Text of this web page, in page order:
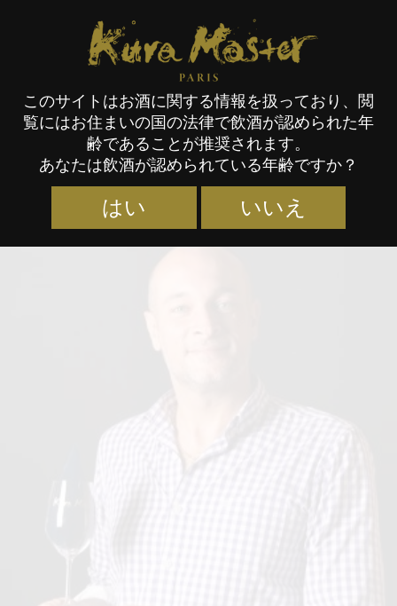
審査員
Kura Master Paris
このサイトはお酒に関する情報を扱っており、閲
覧にはお住まいの国の法律で飲酒が認められた年
齢であることが推奨されます。
あなたは飲酒が認められている年齢ですか？
はい いいえ